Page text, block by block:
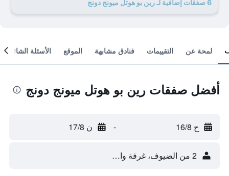
6 صفقات إضافية لـ رين بو هوتل ميونج دونج
لمحة عن التقييمات فنادق مشابهة الموقع الأسئلة الشائعة
أفضل صفقات رين بو هوتل ميونج دونج
ح 16/8 - ن 17/8
2 من الضيوف، غرفة واحدة